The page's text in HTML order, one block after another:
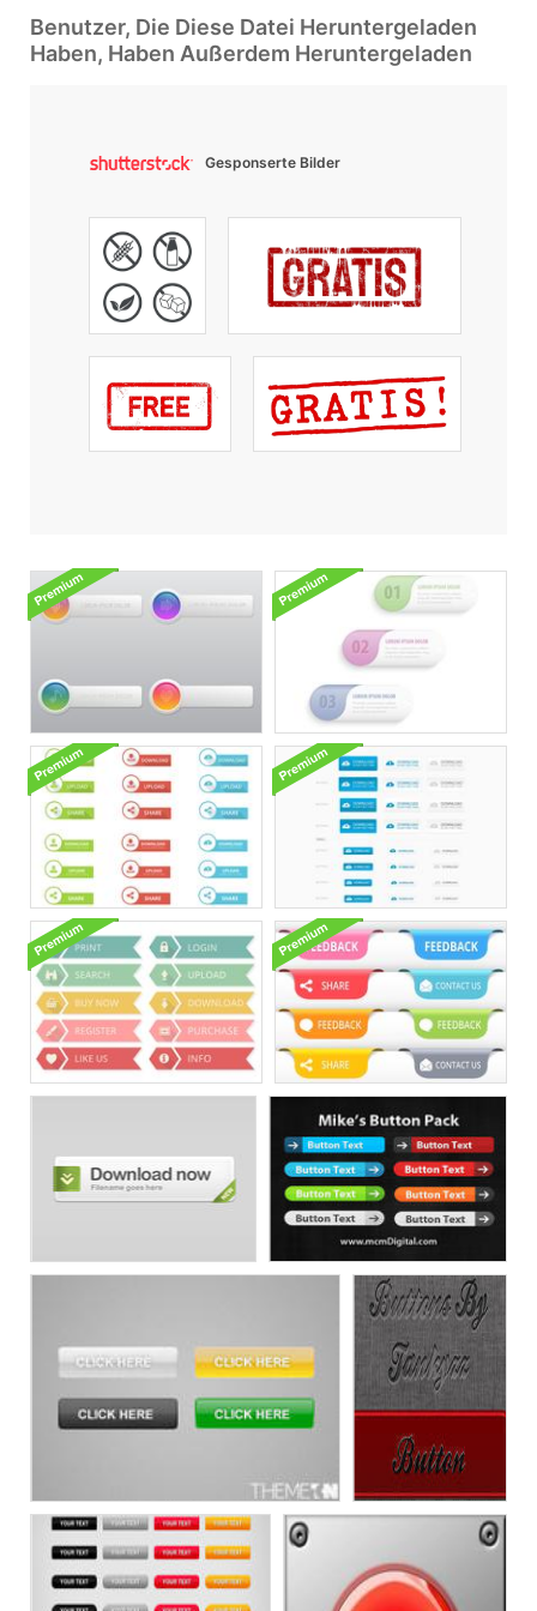
Benutzer, Die Diese Datei Heruntergeladen
Haben, Haben Außerdem Heruntergeladen
Gesponserte Bilder